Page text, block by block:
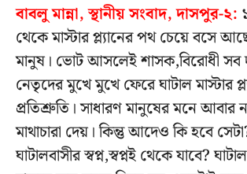
বাবলু মান্না, স্থানীয় সংবাদ, দাসপুর-২:
থেকে মাস্টার প্ল্যানের পথ চেয়ে বসে
মানুষ। ভোট আসলেই শাসক,বিরোধী সব
নেতৃদের মুখে মুখে ফেরে ঘাটাল মাস্টার
প্রতিশ্রুতি। সাধারণ মানুষের মনে আবার
মাথাচারা দেয়। কিন্তু আদেও কি হবে
ঘাটালবাসীর স্বপ্ন,স্বপ্নই থেকে যাবে?